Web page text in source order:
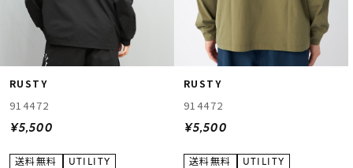
RUSTY
914472
¥5,500
RUSTY
914472
¥5,500